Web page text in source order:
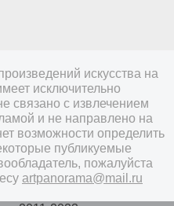
искусства на
исключительно
связано с извлечением
и не направлено на
возможности определить
публикуемые
пожалуйста
artpanorama@mail.ru